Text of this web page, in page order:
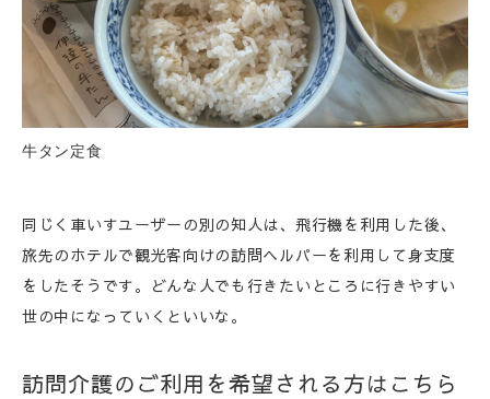
牛タン定食
同じく車いすユーザーの別の知人は、飛行機を利用した後、
旅先のホテルで観光客向けの訪問ヘルパーを利用して身支度
をしたそうです。どんな人でも行きたいところに行きやすい
世の中になっていくといいな。
訪問介護のご利用を希望される方はこちら